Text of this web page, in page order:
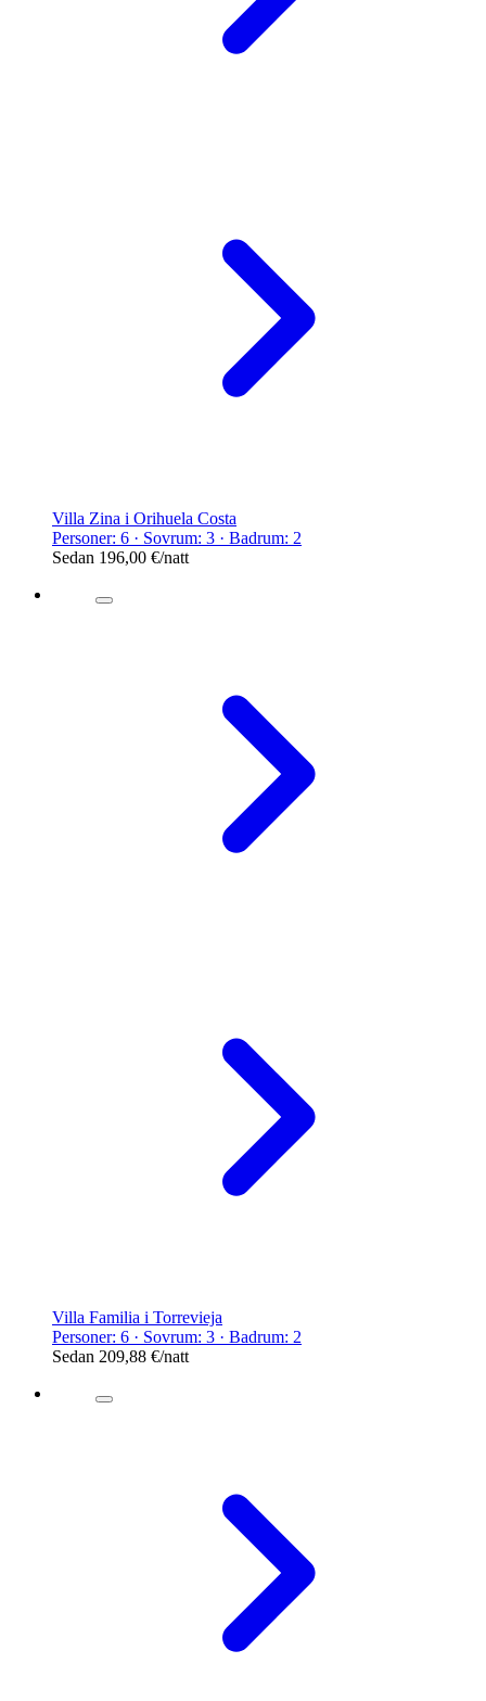
Villa Zina i Orihuela Costa
Personer: 6 · Sovrum: 3 · Badrum: 2
Sedan 196,00 €/natt
Villa Familia i Torrevieja
Personer: 6 · Sovrum: 3 · Badrum: 2
Sedan 209,88 €/natt